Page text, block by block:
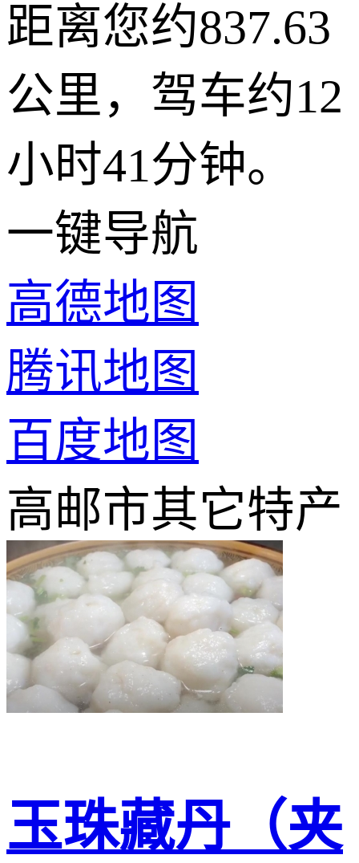
距离您约837.63
公里，驾车约12
小时41分钟。
一键导航
高德地图
腾讯地图
百度地图
高邮市其它特产
玉珠藏丹（夹